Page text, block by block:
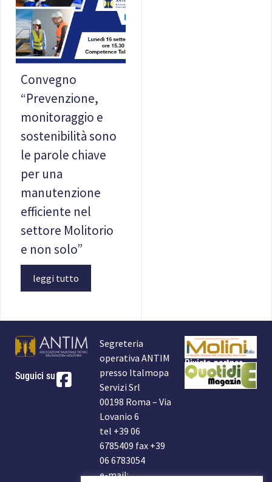
Convegno
“Prevenzione,
monitoraggio e
sostenibilità sono
le parole chiave
per una
manutenzione
efficiente nel
settore Molitorio
e non solo”
leggi tutto
Suguici su
Segreteria
operativa ANTIM
presso Italmopa
Servizi Srl
00198 Roma – Via
Lovanio 6
tel +39 06
6785409 fax +39
06 6783054
e-mail:
Rivista partner